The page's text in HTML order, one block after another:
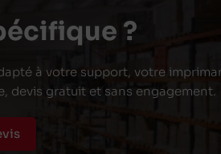
?
à votre support, votre
devis gratuit et sans engagement.